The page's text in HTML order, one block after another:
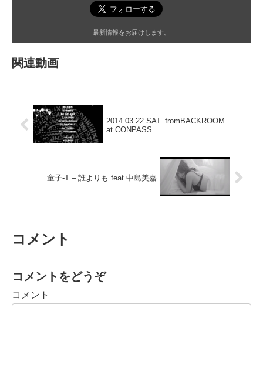
最新情報をお届けします。
関連動画
2014.03.22.SAT. fromBACKROOM
at.CONPASS
童子-T – 誰よりも feat.中島美嘉
コメント
コメントをどうぞ
コメント